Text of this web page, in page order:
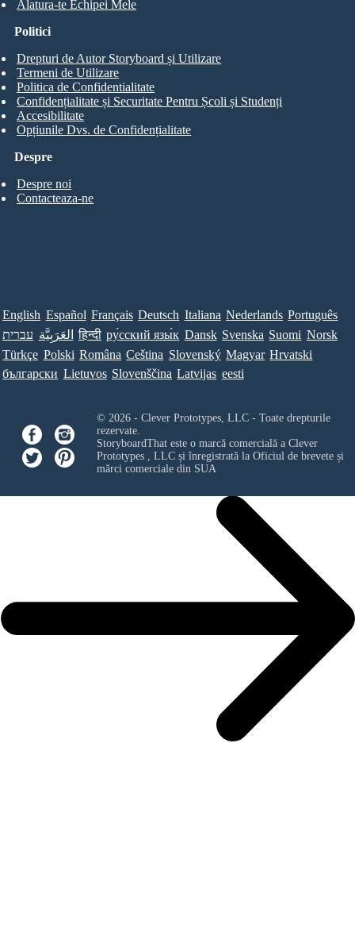
Alatura-te Echipei Mele
Despre
Despre noi
Contacteaza-ne
Politici
Drepturi de Autor Storyboard și Utilizare
Termeni de Utilizare
Politica de Confidentialitate
Confidențialitate și Securitate Pentru Școli și Studenți
Accesibilitate
Opțiunile Dvs. de Confidențialitate
English Español Français Deutsch Italiana Nederlands Português
עברית العَرَبِيَّة हिन्दी ру́сский язы́к Dansk Svenska Suomi Norsk
Türkçe Polski Româna Ceština Slovenský Magyar Hrvatski
български Lietuvos Slovenščina Latvijas eesti
© 2026 - Clever Prototypes, LLC - Toate drepturile
rezervate.
StoryboardThat este o marcă comercială a Clever
Prototypes , LLCși înregistrată la Oficiul de brevete și
mărci comerciale din SUA